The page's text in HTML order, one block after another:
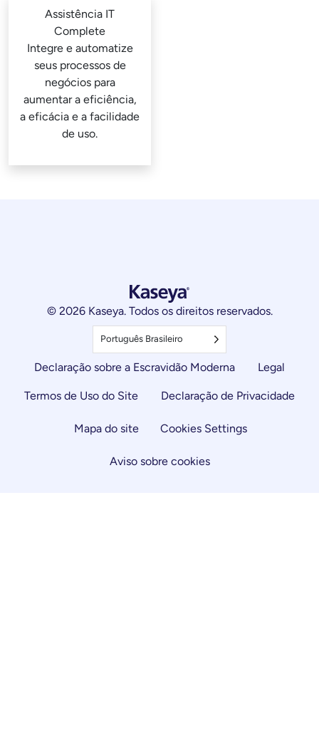
Assistência IT
Complete
Integre e automatize
seus processos de
negócios para
aumentar a eficiência,
a eficácia e a facilidade
de uso.
© 2026 Kaseya. Todos os direitos reservados.
Português Brasileiro
Declaração sobre a Escravidão Moderna Legal
Termos de Uso do Site Declaração de Privacidade
Mapa do site Cookies Settings
Aviso sobre cookies